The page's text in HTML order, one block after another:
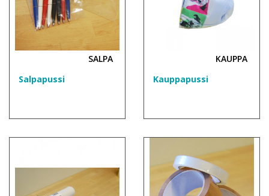
SALPA
Salpapussi
KAUPPA
Kauppapussi